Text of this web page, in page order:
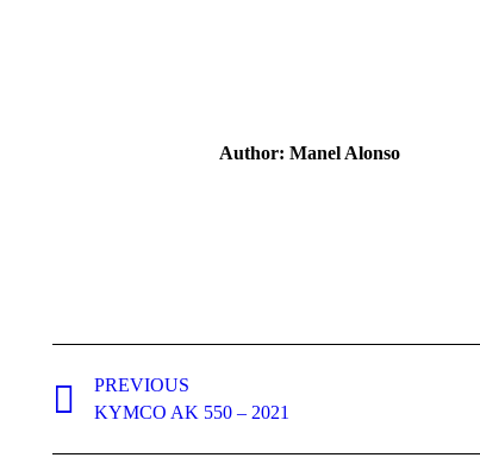
Author: Manel Alonso
navigation
PREVIOUS
Previous
KYMCO AK 550 – 2021